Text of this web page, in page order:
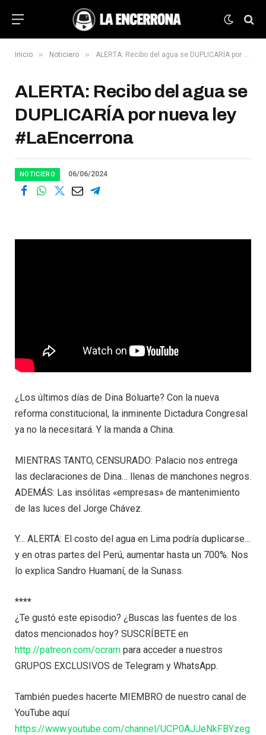
Inicio » Noticiero » ALERTA: Recibo del agua se DUPLICARÍA por nueva ley #LaEncerrona
ALERTA: Recibo del agua se
DUPLICARÍA por nueva ley
#LaEncerrona
NOTICIERO 06/06/2024
¿Los últimos días de Dina Boluarte? Con la nueva
reforma constitucional, la inminente Dictadura Congresal
ya no la necesitará. Y la manda a China.
MIENTRAS TANTO, CENSURADO: Palacio nos entrega
las declaraciones de Dina… llenas de manchones negros.
ADEMÁS: Las insólitas «empresas» de mantenimiento
de las luces del Jorge Chávez.
Y… ALERTA: El costo del agua en Lima podría duplicarse…
y en otras partes del Perú, aumentar hasta un 700%. Nos
lo explica Sandro Huamaní, de la Sunass.
****
¿Te gustó este episodio? ¿Buscas las fuentes de los
datos mencionados hoy? SUSCRÍBETE en
http://patreon.com/ocram para acceder a nuestros
GRUPOS EXCLUSIVOS de Telegram y WhatsApp.
También puedes hacerte MIEMBRO de nuestro canal de
YouTube aquí
https://www.youtube.com/channel/UCP0AJJeNkFBYzeg